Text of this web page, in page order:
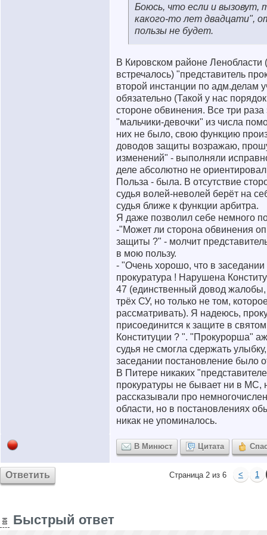
Боюсь, что если и вызовут,
какого-то лет двадцати",
пользы не будет.
В Кировском районе Ленобласти
встречалось) "представитель
второй инстанции по адм.делам
обязательно (Такой у нас
стороне обвинения. Все три
"мальчики-девочки" из числа
них не было, свою функцию
доводов защиты возражаю,
изменений" - выполняли
деле абсолютно не
Польза - была. В отсутствие
судья волей-неволей берёт на
судья ближе к функции арбитра.
Я даже позволил себе немного
-"Может ли сторона обвинения
защиты ?" - молчит
в мою пользу.
- "Очень хорошо, что в заседании
прокуратура ! Нарушена
47 (единственный довод
трёх СУ, но только не том,
рассматривать). Я надеюсь,
присоединится к защите в
Конституции ? ". "Прокурорша"
судья не смогла сдержать
заседании постановление было
В Питере никаких
прокуратуры не бывает ни в МС,
рассказывали про
области, но в постановлениях
никак не упоминалось.
В Минюст Цитата
Ответить Страница 2 из 6 < 1
Быстрый ответ